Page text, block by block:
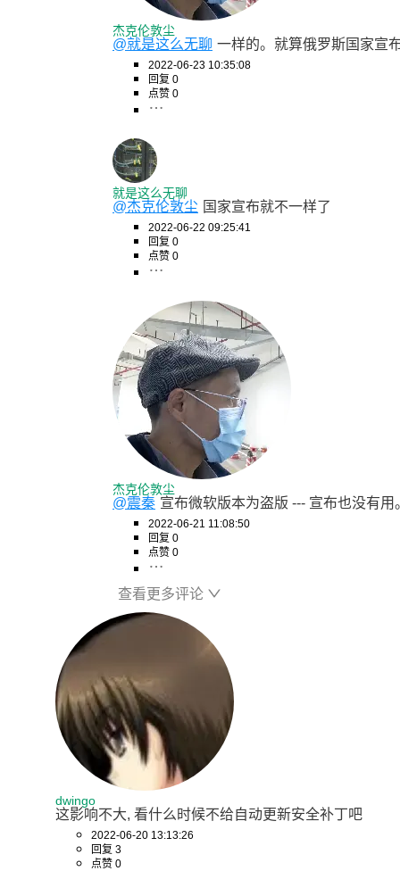
杰克伦敦尘
@就是这么无聊 一样的。就算俄罗斯国家宣
2022-06-23 10:35:08
回复 0
点赞 0
就是这么无聊
@杰克伦敦尘 国家宣布就不一样了
2022-06-22 09:25:41
回复 0
点赞 0
杰克伦敦尘
@震秦 宣布微软版本为盗版 --- 宣布也没有
2022-06-21 11:08:50
回复 0
点赞 0
查看更多评论
dwingo
这影响不大, 看什么时候不给自动更新安全补丁吧
2022-06-20 13:13:26
回复 3
点赞 0